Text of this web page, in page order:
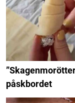
påskbordet